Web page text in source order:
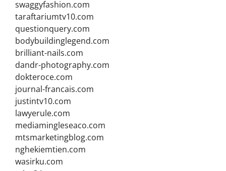
swaggyfashion.com
taraftariumtv10.com
questionquery.com
bodybuildinglegend.com
brilliant-nails.com
dandr-photography.com
dokteroce.com
journal-francais.com
justintv10.com
lawyerule.com
mediamingleseaco.com
mtsmarketingblog.com
nghekiemtien.com
wasirku.com